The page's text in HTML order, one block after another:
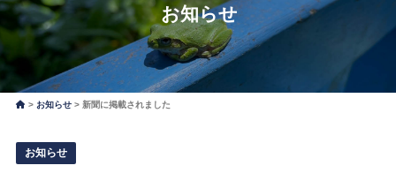
お知らせ
お知らせ 新聞に掲載されました
お知らせ